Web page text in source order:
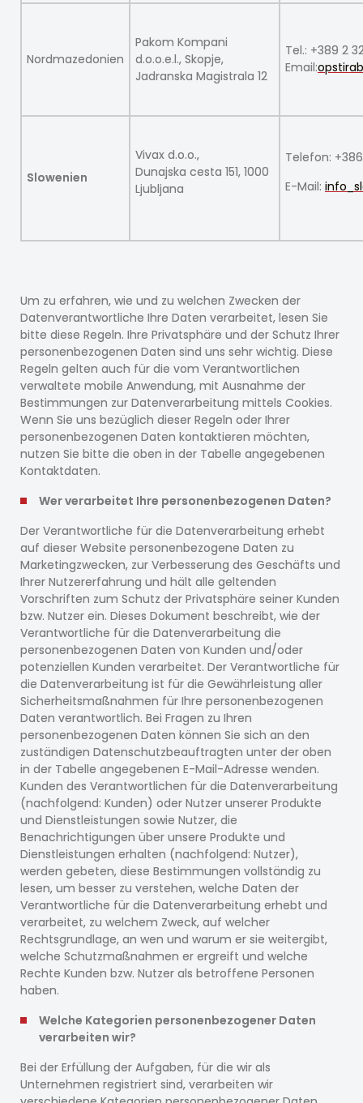
Nordmazedonien
Pakom Kompani
d.o.o.e.l., Skopje,
Jadranska Magistrala 12
Tel.: +389 2
Email:
Slowenien
Vivax d.o.o.,
Dunajska cesta 151, 1000
Ljubljana
Telefon:
E-Mail:
Um zu erfahren, wie und zu welchen Zwecken der
Datenverantwortliche Ihre Daten verarbeitet, lesen Sie
bitte diese Regeln. Ihre Privatsphäre und der Schutz Ihrer
personenbezogenen Daten sind uns sehr wichtig. Diese
Regeln gelten auch für die vom Verantwortlichen
verwaltete mobile Anwendung, mit Ausnahme der
Bestimmungen zur Datenverarbeitung mittels Cookies.
Wenn Sie uns bezüglich dieser Regeln oder Ihrer
personenbezogenen Daten kontaktieren möchten,
nutzen Sie bitte die oben in der Tabelle angegebenen
Kontaktdaten.
Wer verarbeitet Ihre personenbezogenen Daten?
Der Verantwortliche für die Datenverarbeitung erhebt
auf dieser Website personenbezogene Daten zu
Marketingzwecken, zur Verbesserung des Geschäfts und
Ihrer Nutzererfahrung und hält alle geltenden
Vorschriften zum Schutz der Privatsphäre seiner Kunden
bzw. Nutzer ein. Dieses Dokument beschreibt, wie der
Verantwortliche für die Datenverarbeitung die
personenbezogenen Daten von Kunden und/oder
potenziellen Kunden verarbeitet. Der Verantwortliche für
die Datenverarbeitung ist für die Gewährleistung aller
Sicherheitsmaßnahmen für Ihre personenbezogenen
Daten verantwortlich. Bei Fragen zu Ihren
personenbezogenen Daten können Sie sich an den
zuständigen Datenschutzbeauftragten unter der oben
in der Tabelle angegebenen E-Mail-Adresse wenden.
Kunden des Verantwortlichen für die Datenverarbeitung
(nachfolgend: Kunden) oder Nutzer unserer Produkte
und Dienstleistungen sowie Nutzer, die
Benachrichtigungen über unsere Produkte und
Dienstleistungen erhalten (nachfolgend: Nutzer),
werden gebeten, diese Bestimmungen vollständig zu
lesen, um besser zu verstehen, welche Daten der
Verantwortliche für die Datenverarbeitung erhebt und
verarbeitet, zu welchem ​​Zweck, auf welcher
Rechtsgrundlage, an wen und warum er sie weitergibt,
welche Schutzmaßnahmen er ergreift und welche
Rechte Kunden bzw. Nutzer als betroffene Personen
haben.
Welche Kategorien personenbezogener Daten
verarbeiten wir?
Bei der Erfüllung der Aufgaben, für die wir als
Unternehmen registriert sind, verarbeiten wir